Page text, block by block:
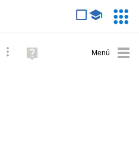
Búsqueda avanzada
Ayuda
(en